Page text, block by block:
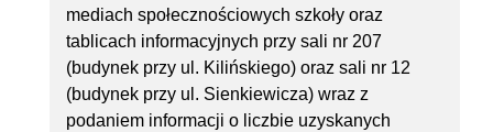
mediach społecznościowych szkoły oraz
tablicach informacyjnych przy sali nr 207
(budynek przy ul. Kilińskiego) oraz sali nr 12
(budynek przy ul. Sienkiewicza) wraz z
podaniem informacji o liczbie uzyskanych